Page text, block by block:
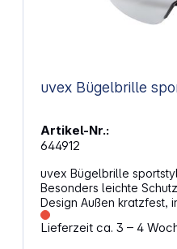
Artikel-Nr.:
644912
uvex Bügelbrille
Besonders leichte
Design Außen kratzfest, innen beschlagfrei
Beschichtung: uvex
Scheibentönung: farblos Gewicht: 23 g
Lieferzeit ca. 3 – 4